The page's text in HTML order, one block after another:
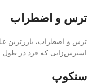
ترس و اضطراب
ترس و اضطراب، بارزترین
استرس‌زایی که فرد در
سنکوپ